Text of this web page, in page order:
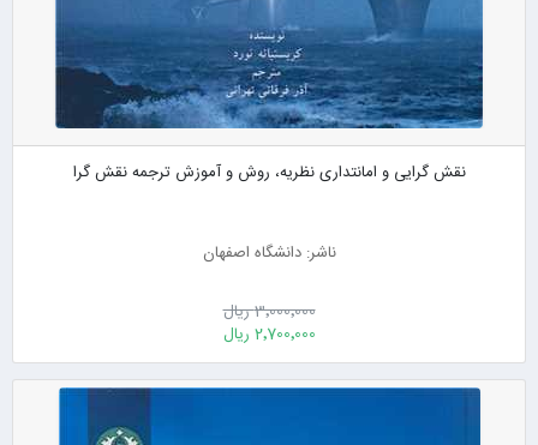
نقش گرایی و امانتداری نظریه، روش و آموزش ترجمه نقش گرا
ناشر: دانشگاه اصفهان
3٬000٬000 ریال
2٬700٬000 ریال